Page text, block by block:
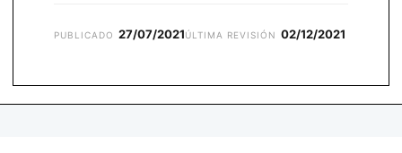
PUBLICADO 27/07/2021ÚLTIMA REVISIÓN 02/12/2021